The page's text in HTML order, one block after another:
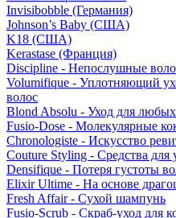
Invisibobble (Германия)
Johnson’s Baby (США)
K18 (США)
Kerastase (Франция)
Discipline - Непослушные
Volumifique - Уплотняющий
волос
Blond Absolu - Уход для
Fusio-Dose - Молекулярные
Chronologiste - Искусство
Couture Styling - Средства для
Densifique - Потеря густоты
Elixir Ultime - На основе
Fresh Affair - Сухой шампунь
Fusio-Scrub - Скраб-уход для